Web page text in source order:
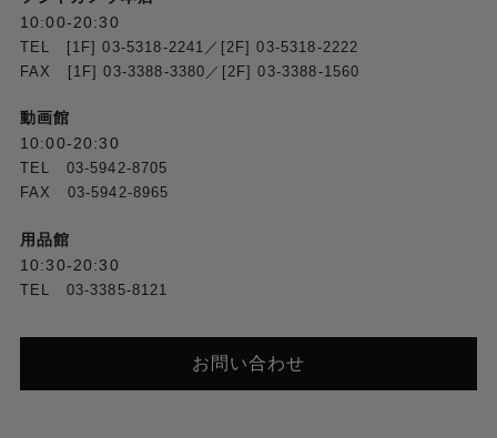
10:00-20:30
TEL [1F] 03-5318-2241／[2F] 03-5318-2222
FAX [1F] 03-3388-3380／[2F] 03-3388-1560
動画館
10:00-20:30
TEL 03-5942-8705
FAX 03-5942-8965
用品館
10:30-20:30
TEL 03-3385-8121
お問い合わせ